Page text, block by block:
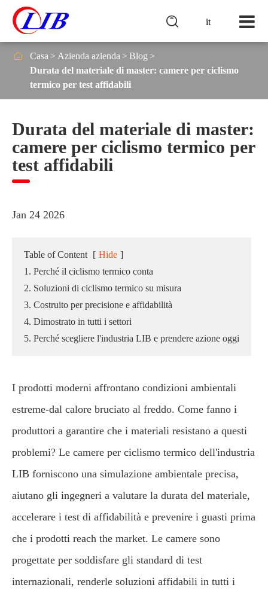
it

 Casa Azienda azienda
Blog
Durata del materiale di master: camere per ciclismo
termico per test affidabili
Durata del materiale di master:
camere per ciclismo termico per
test affidabili
Jan 24 2026
Table of Content [ Hide ]
1. Perché il ciclismo termico conta
2. Soluzioni di ciclismo termico su misura
3. Costruito per precisione e affidabilità
4. Dimostrato in tutti i settori
5. Perché scegliere l'industria LIB e prendere azione oggi
I prodotti moderni affrontano condizioni ambientali
estreme-dal calore bruciato al freddo. Come fanno i
produttori a garantire che i materiali resistano a questi
problemi? Le camere per ciclismo termico dell'industria
LIB forniscono una simulazione ambientale precisa,
aiutano gli ingegneri a valutare la durata del materiale,
accelerare i test di affidabilità e prevenire i guasti prima
che i prodotti reach the market. Le camere sono
progettate per soddisfare gli standard di test
internazionali, renderle soluzioni affidabili in tutti i